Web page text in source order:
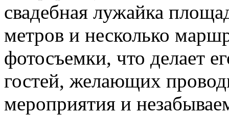
свадебная лужайка
метров и несколько
фотосъемки, что делает
гостей, желающих
мероприятия и